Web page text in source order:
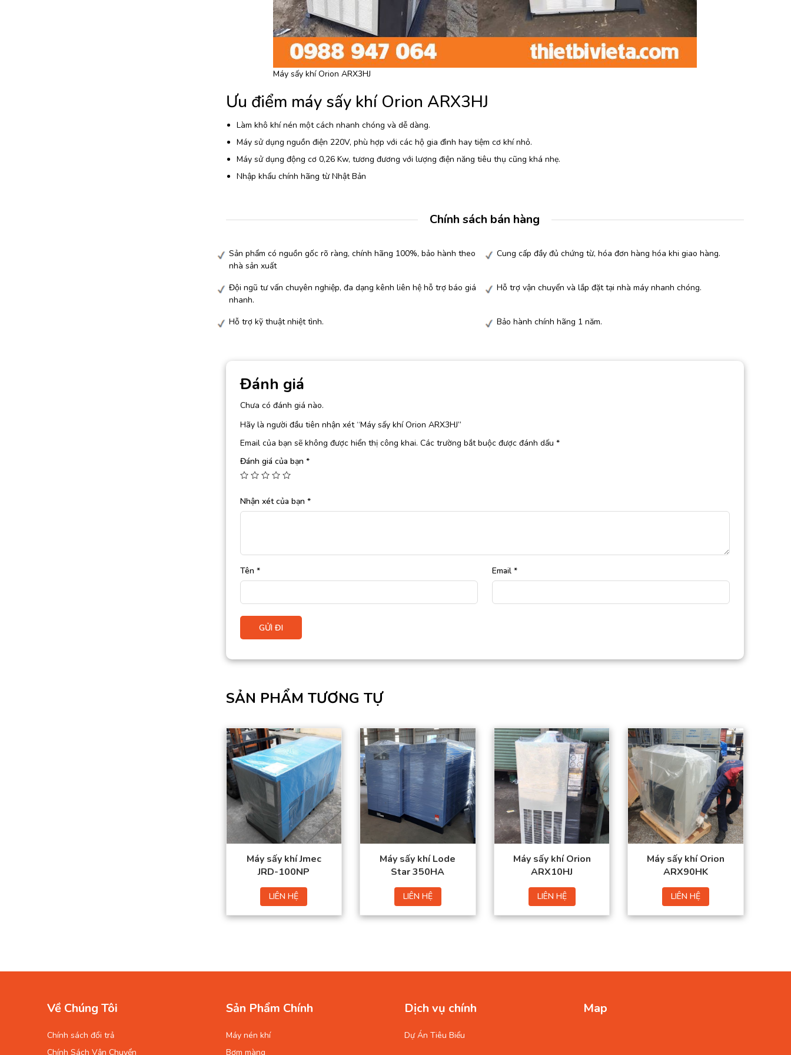
Máy sấy khí Orion ARX3HJ
Ưu điểm máy sấy khí Orion ARX3HJ
Làm khô khí nén một cách nhanh chóng và dễ dàng.
Máy sử dụng nguồn điện 220V, phù hợp với các hộ gia đình hay tiệm cơ khí nhỏ.
Máy sử dụng động cơ 0,26 Kw, tương đương với lượng điện năng tiêu thụ cũng khá nhẹ.
Nhập khẩu chính hãng từ Nhật Bản
Chính sách bán hàng
Sản phẩm có nguồn gốc rõ ràng, chính hãng 100%, bảo hành theo
nhà sản xuất
Cung cấp đầy đủ chứng từ, hóa đơn hàng hóa khi giao hàng.
Đội ngũ tư vấn chuyên nghiệp, đa dạng kênh liên hệ hỗ trợ báo giá
nhanh.
Hỗ trợ vận chuyển và lắp đặt tại nhà máy nhanh chóng.
Hỗ trợ kỹ thuật nhiệt tình. Bảo hành chính hãng 1 năm.
Đánh giá
Chưa có đánh giá nào.
Hãy là người đầu tiên nhận xét “Máy sấy khí Orion ARX3HJ”
Email của bạn sẽ không được hiển thị công khai. Các trường bắt buộc được đánh dấu *
Đánh giá của bạn *
Nhận xét của bạn *
Tên * Email *
SẢN PHẨM TƯƠNG TỰ
Công suất: 2.7 (Kw)
Môi chất lạnh: R407C
Nhiệt độ đầu vào: 50
(oC)
Nhiệt độ điểm sương:
10 (oC)
Máy sấy khí Jmec
JRD-100NP
LIÊN HỆ
Lưu lượng khí nén:
39 (m3/phút)
Kích thước ống
vào/ra: 4” PT
Công suất: 4,95 (Kw)
Nguồn điện: 380/50
(V/Hz)
Máy sấy khí Lode
Star 350HA
LIÊN HỆ
Lưu lượng khí nén:
Áp suất làm việc: 0.2
Nhiệt độ khí đầu vào:
10 – 80°C
Nhiệt độ điểm sương:
3 – 15°C
Máy sấy khí Orion
ARX10HJ
LIÊN HỆ
Dải áp lực làm việc:
0.2 ~ 0.98 (Mpa)
Trọng lượng:
140
(Kg)
Ống kết nối: R2 (B)
Nguồn điện: 380 (V)
Máy sấy khí Orion
ARX90HK
LIÊN HỆ
Về Chúng Tôi
Chính sách đổi trả
Chính Sách Vận Chuyển
Sản Phẩm Chính
Máy nén khí
Bơm màng
Dịch vụ chính
Dự Án Tiêu Biểu
Map